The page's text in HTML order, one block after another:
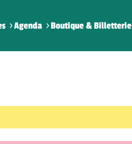
Agenda Boutique & Billetterie